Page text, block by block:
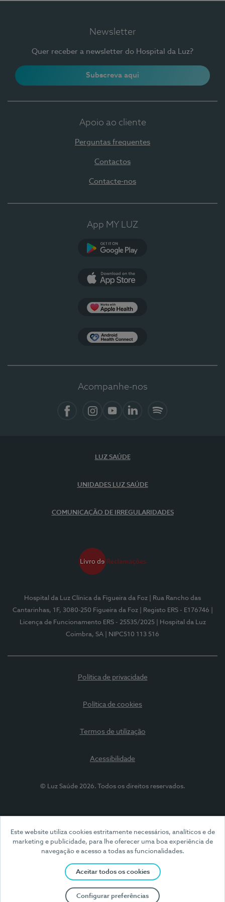
Este website utiliza cookies estritamente necessários, analíticos e de
marketing e publicidade, para lhe oferecer uma boa experiência de
navegação e acesso a todas as funcionalidades.
Aceitar todos os cookies
Configurar preferências
Newsletter
Quer receber a newsletter do Hospital da Luz?
Subscreva aqui
Apoio ao cliente
Perguntas frequentes
Contactos
Contacte-nos
App MY LUZ
Acompanhe-nos
LUZ SAÚDE
UNIDADES LUZ SAÚDE
COMUNICAÇÃO DE IRREGULARIDADES
Hospital da Luz Clínica da Figueira da Foz
| Rua Rancho das
Cantarinhas, 1F, 3080-250 Figueira da Foz
| Registo ERS - E176746
Licença de Funcionamento ERS - 25535/2025
| Hospital da Luz
Coimbra, SA
| NIPC510 113 516
Política de privacidade
Política de cookies
Termos de utilização
Acessibilidade
© Luz Saúde 2026. Todos os direitos reservados.